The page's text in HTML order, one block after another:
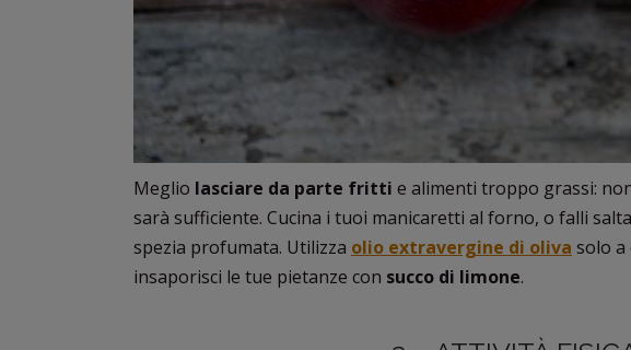
Meglio lasciare da parte fritti e alimenti troppo grassi:
sarà sufficiente. Cucina i tuoi manicaretti al forno, o falli
spezia profumata. Utilizza olio extravergine di oliva solo a
insaporisci le tue pietanze con succo di limone.